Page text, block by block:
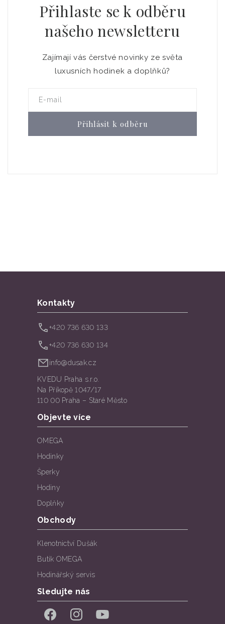
Přihlaste se k odběru
našeho newsletteru
Zajímají vás čerstvé novinky ze světa
luxusních hodinek a doplňků?
E-mail
Přihlásit k odběru
Kontakty
+420 736 630 133
+420 736 630 134
info@dusak.cz
KVEDU Praha s.r.o.
Na Příkopě 1047/17
110 00 Praha – Staré Město
Objevte více
OMEGA
Hodinky
Šperky
Hodiny
Doplňky
Obchody
Klenotnictví Dušák
Butik OMEGA
Hodinářský servis
Sledujte nás
FacebookInstagramYouTube